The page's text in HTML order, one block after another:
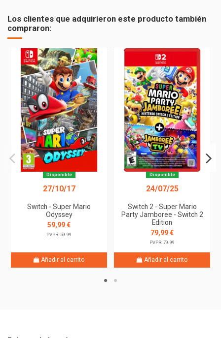
Los clientes que adquirieron este producto también
compraron:
Disponible
27/10/17
Switch - Super Mario
Odyssey
59,99 €
PVPR: 59.99
Añadir al carrito
Disponible
24/07/25
Switch 2 - Super Mario
Party Jamboree - Switch 2
Edition
79,99 €
PVPR: 79.99
Añadir al carrito